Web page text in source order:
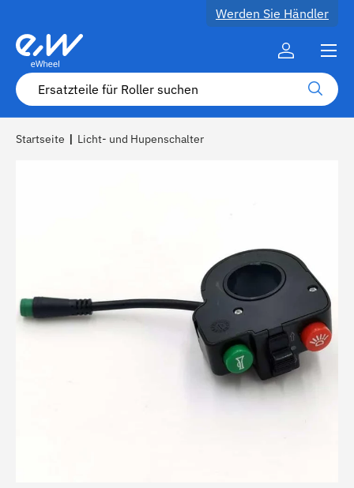
Zum Inhalt
Werden Sie Händler
Suche Suche
Konto
Startseite | Licht- und Hupenschalter